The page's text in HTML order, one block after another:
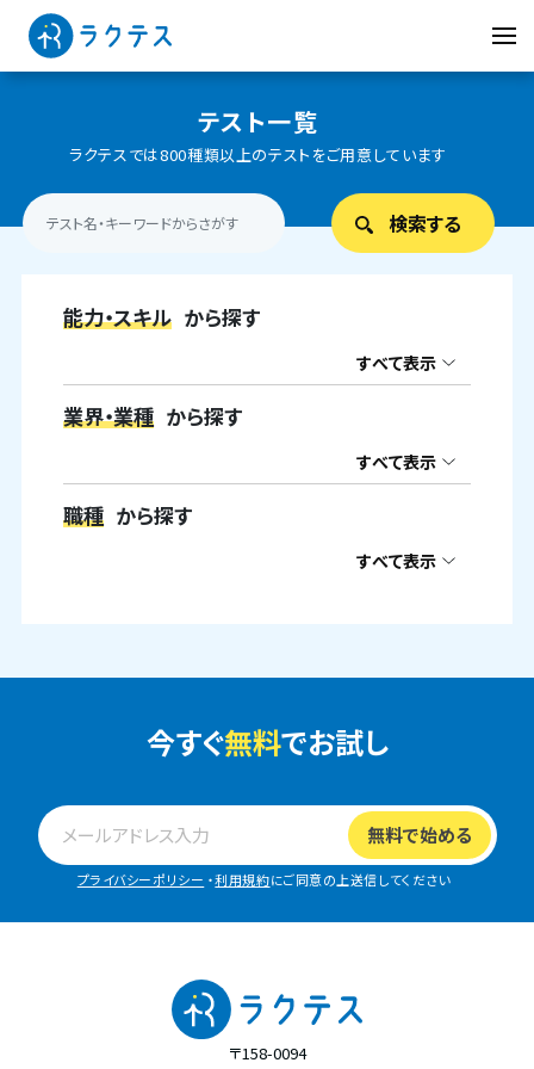
テスト一覧
ラクテスでは800種類以上のテストをご用意しています
能力・スキル から探す
すべて表示
業界・業種 から探す
すべて表示
職種 から探す
すべて表示
今すぐ無料でお試し
プライバシーポリシー ・利用規約にご同意の上送信してください
〒158-0094